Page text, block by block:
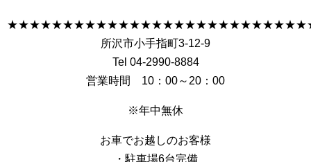
所沢市小手指町3-12-9
Tel 04-2990-8884
営業時間 10：00～20：00
※年中無休
お車でお越しのお客様
・駐車場6台完備